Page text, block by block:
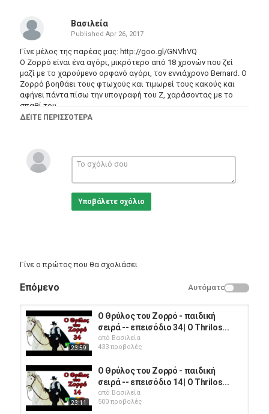
Βασιλεία
Published Apr 26, 2017
Γίνε μέλος της παρέας μας: http://goo.gl/GNVhVQ
Ο Ζορρό είναι ένα αγόρι, μικρότερο από 18 χρονών που ζεί
μαζί με το χαρούμενο ορφανό αγόρι, τον εννιάχρονο Bernard. Ο
Ζορρό βοηθάει τους φτωχούς και τιμωρεί τους κακούς και
αφήνει πάντα πίσω την υπογραφή του Ζ, χαράσοντας με το
σπαθί του.
Κατηγορίες
Animation
ΔΕΊΤΕ ΠΕΡΙΣΣΌΤΕΡΑ
Υποβάλετε σχόλιο
Γίνε ο πρώτος που θα σχολιάσει
Επόμενο Αυτόματο
23:59
Ο Θρύλος του Ζορρό - παιδική
σειρά -- επεισόδιο 34 | O Thrilos...
από Βασιλεία
433 προβολές
23:11
Ο Θρύλος του Ζορρό - παιδική
σειρά -- επεισόδιο 14 | O Thrilos...
από Βασιλεία
500 προβολές